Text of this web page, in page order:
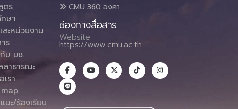
ตร
ษา
ะหน่วยงาน
ร
บ มช.
สาธารณะ
รา
นะ/ร้องเรียน
CMU 360 องศา
ช่องทางสื่อสาร
Website :
https://www.cmu.ac.th